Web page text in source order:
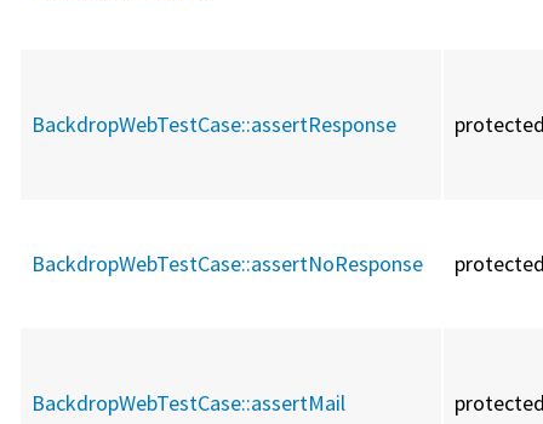
BackdropWebTestCase::assertResponse
BackdropWebTestCase::assertNoResponse
BackdropWebTestCase::assertMail